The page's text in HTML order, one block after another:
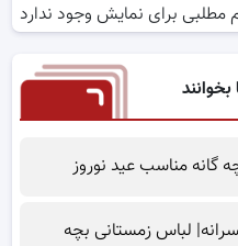
مطلبی برای نمایش وجود ندارد
گانه مناسب عید نوروز
لباس زمستانی بچه